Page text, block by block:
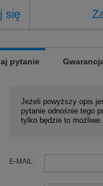
się
pytanie
Jeżeli powyższy opis
pytanie odnośnie tego
tylko będzie to możliwe.
E-MAIL: